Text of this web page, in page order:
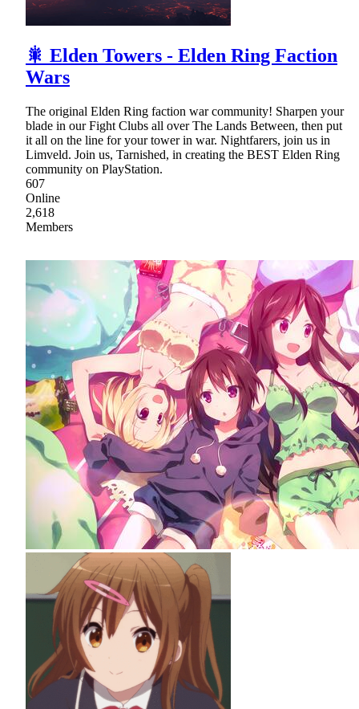
🎇 Elden Towers - Elden Ring Faction
Wars
The original Elden Ring faction war community! Sharpen your
blade in our Fight Clubs all over The Lands Between, then put
it all on the line for your tower in war. Nightfarers, join us in
Limveld. Join us, Tarnished, in creating the BEST Elden Ring
community on PlayStation.
607
Online
2,618
Members